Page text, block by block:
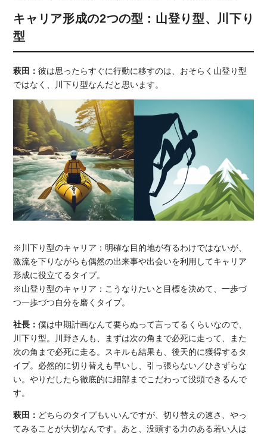
キャリア形成の2つの型：山登り型、川下り
型
萩田：彼は思ったらすぐに行動に移すのは、おそらく山登り型
ではなく、川下り型なんだと思います。
※川下り型のキャリア：明確な目的地が有るわけではないが、
激流を下りながらも偶然の出来事や出会いを利用してキャリア
形成に役立てるタイプ。
※山登り型のキャリア：こうなりたいと目標を決めて、一歩づ
つ一歩づつ自分を磨くタイプ。
社長：僕は中期計画なんて要らぬって言ってるくらいなので、
川下り型。川野さんも、まずは次の角まで必死に走って、また
次の角まで必死に走る。スキルも結果も、後天的に獲得するタ
イプ。必然的に切り替えも早いし、引っ張らない／ひきずらな
い。やりだしたら徹底的に細部までこだわって没頭できるんで
す。
萩田： どちらのタイプもいいんですが、切り替えの速さ、やっ
てみることが大切なんです。あと、没頭する力のある若い人は